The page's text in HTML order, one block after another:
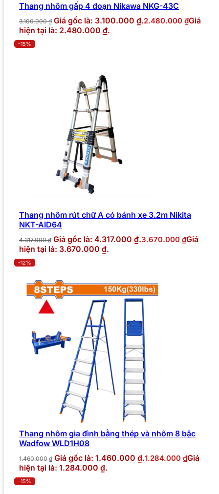
Thang nhôm gấp 4 đoạn Nikawa NKG-43C
3.100.000₫ Giá gốc là: 3.100.000 ₫.2.480.000 ₫Giá
hiện tại là: 2.480.000 ₫.
-15%
Thang nhôm rút chữ A có bánh xe 3.2m Nikita
NKT-AID64
4.317.000₫ Giá gốc là: 4.317.000 ₫.3.670.000 ₫Giá
hiện tại là: 3.670.000 ₫.
-12%
Thang nhôm gia đình bằng thép và nhôm 8 bậc
Wadfow WLD1H08
1.460.000₫ Giá gốc là: 1.460.000 ₫.1.284.000 ₫Giá
hiện tại là: 1.284.000 ₫.
-15%